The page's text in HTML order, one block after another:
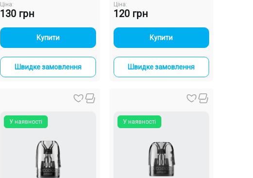
Ціна:
130 грн
- +
Купити
Швидке замовлення
Ціна:
120 грн
- +
Купити
Швидке замовлення
У наявності У наявності